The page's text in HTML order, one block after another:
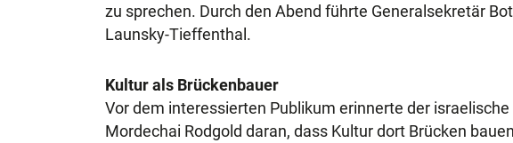
zu sprechen. Durch den Abend führte Generalsekretär
Launsky-Tieffenthal.
Kultur als Brückenbauer
Vor dem interessierten Publikum erinnerte der
Mordechai Rodgold daran, dass Kultur dort Brücken